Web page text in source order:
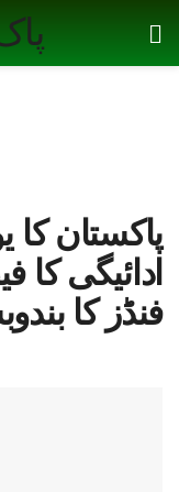
ادائیگی کا
فنڈز کا